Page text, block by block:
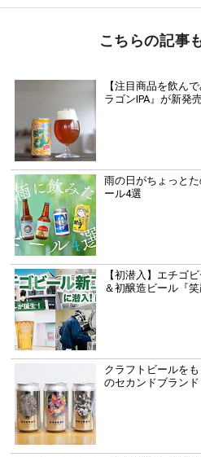
こちらの記事
【注目商品を飲ん
ラゴンIPA』が新発
雨の日がちょっと
ール4選
【初潜入】エチゴ
＆初醸造ビール『
クラフトビールを
のセカンドブランド